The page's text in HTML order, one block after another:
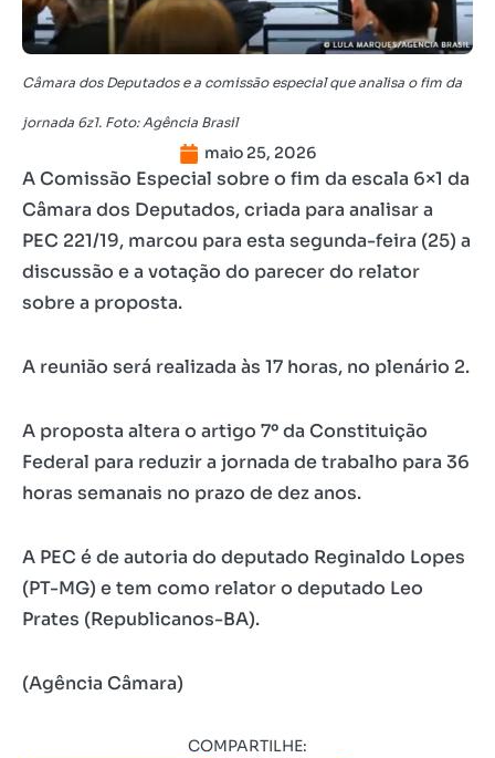
Câmara dos Deputados e a comissão especial que analisa o fim da
jornada 6z1. Foto: Agência Brasil
maio 25, 2026
A Comissão Especial sobre o fim da escala 6×1 da
Câmara dos Deputados, criada para analisar a
PEC 221/19, marcou para esta segunda-feira (25) a
discussão e a votação do parecer do relator
sobre a proposta.
A reunião será realizada às 17 horas, no plenário 2.
A proposta altera o artigo 7º da Constituição
Federal para reduzir a jornada de trabalho para 36
horas semanais no prazo de dez anos.
A PEC é de autoria do deputado Reginaldo Lopes
(PT-MG) e tem como relator o deputado Leo
Prates (Republicanos-BA).
(Agência Câmara)
COMPARTILHE: